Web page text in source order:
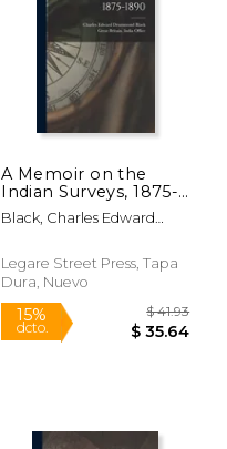
A Memoir on the
Indian Surveys, 1875-
1890 (en Inglés)
Black, Charles Edward
India Office
Legare Street Press, Tapa
Dura, Nuevo